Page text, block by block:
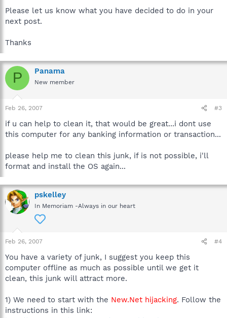
Please let us know what you have decided to do in your
next post.
Thanks
P Panama
New member
Feb 26, 2007 #3
if u can help to clean it, that would be great...i dont use
this computer for any banking information or transaction...
please help me to clean this junk, if is not possible, i'll
format and install the OS again...
pskelley
In Memoriam -Always in our heart
Feb 26, 2007 #4
You have a variety of junk, I suggest you keep this
computer offline as much as possible until we get it
clean, this junk will attract more.
1) We need to start with the New.Net hijacking. Follow the
instructions in this link: